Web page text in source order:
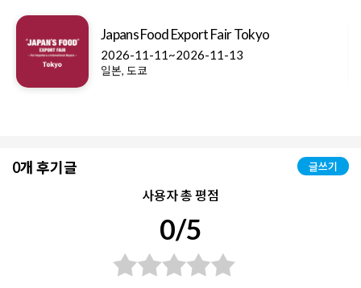
Japans Food Export Fair Tokyo
2026-11-11~2026-11-13
일본, 도쿄
0개 후기글 글쓰기
사용자 총 평점
0/5